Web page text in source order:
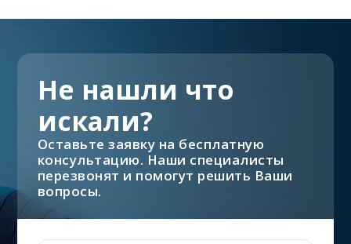
Не нашли что
искали?
Оставьте заявку на бесплатную
консультацию. Наши специалисты
перезвонят и помогут решить Ваши
вопросы.